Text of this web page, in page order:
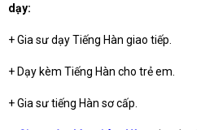
dạy:
+ Gia sư dạy Tiếng Hàn giao tiếp.
+ Dạy kèm Tiếng Hàn cho trẻ em.
+ Gia sư tiếng Hàn sơ cấp.